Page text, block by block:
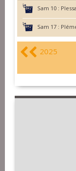
Sam 10 :
Sam 17 :
2025